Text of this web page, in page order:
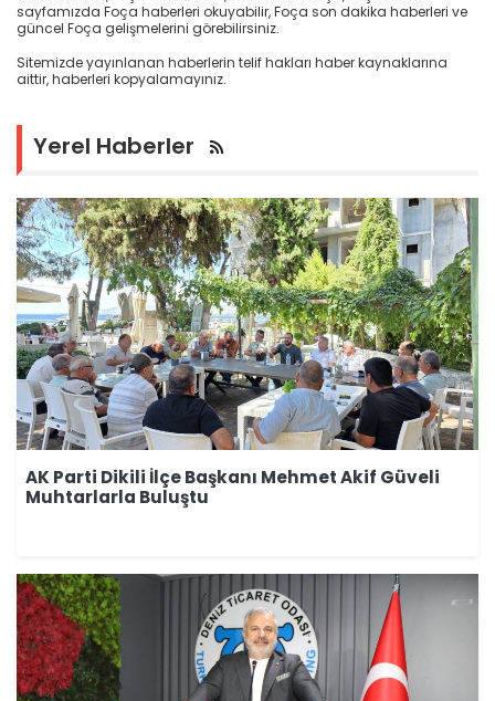
sayfamızda Foça haberleri okuyabilir, Foça son dakika haberleri ve
güncel Foça gelişmelerini görebilirsiniz.
Sitemizde yayınlanan haberlerin telif hakları haber kaynaklarına
aittir, haberleri kopyalamayınız.
Yerel Haberler
AK Parti Dikili İlçe Başkanı Mehmet Akif Güveli
Muhtarlarla Buluştu